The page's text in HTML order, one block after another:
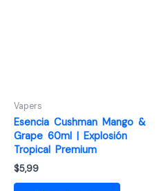
Vapers
Esencia Cushman Mango &
Grape 60ml | Explosión
Tropical Premium
$5,99